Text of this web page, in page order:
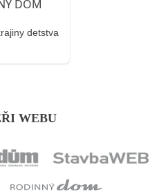
detstva
WEBU